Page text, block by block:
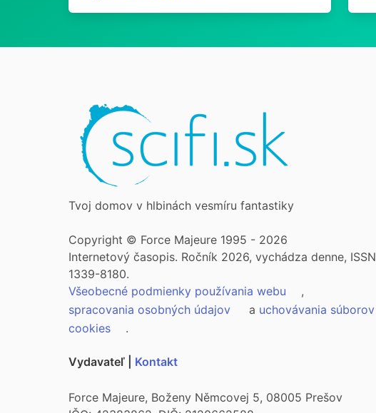
Tvoj domov v hlbinách vesmíru fantastiky
Copyright © Force Majeure 1995 - 2026
Internetový časopis. Ročník 2026, vychádza denne, ISSN
1339-8180.
Všeobecné podmienky používania webu
,
spracovania osobných údajov
a uchovávania súborov
cookies
.
Vydavateľ | Kontakt
Force Majeure, Boženy Němcovej 5, 08005 Prešov